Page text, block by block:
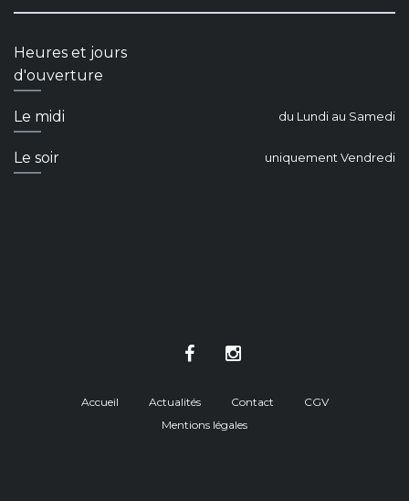
Heures et jours
d'ouverture
Le midi du Lundi au Samedi
Le soir uniquement Vendredi
Accueil Actualités Contact
CGV
Mentions légales